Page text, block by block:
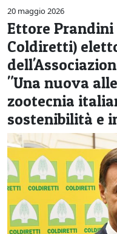
CULTURA
LA STORIA
SPETTACOLI
L'EDITORIALE
SEZIONI
CERCA
20 maggio 2026
Ettore
Coldiretti)
"Una nuova
zootecnia
sostenibilità e